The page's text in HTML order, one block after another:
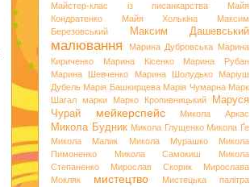
Майстер-клас із писанкарства
Майя
Кондратенко
Майя Холькіна
Максим
Березовський
Максим Дашевський
малювання Марина Дубровська Марина
Кириченко
Марина Кісенко
Марина Рубан
Марина Шевченко
Марина Шолудько
Маріуш
Дубель Марія Башкирцева Марія Чумарна Марк
Шагал марки Марко Кропивницький
Маруся
Чурай
мейкерспейс Микола Аркас
Микола Будник Микола Глущенко Микола Ґе
Микола Малик
Микола Мурашко
Микола
Пимоненко
Микола Самокиш
Микола
Степаненко
Мирослав Скорик
Мирослава
Мокляк
мистецтво
Мистецька палітра